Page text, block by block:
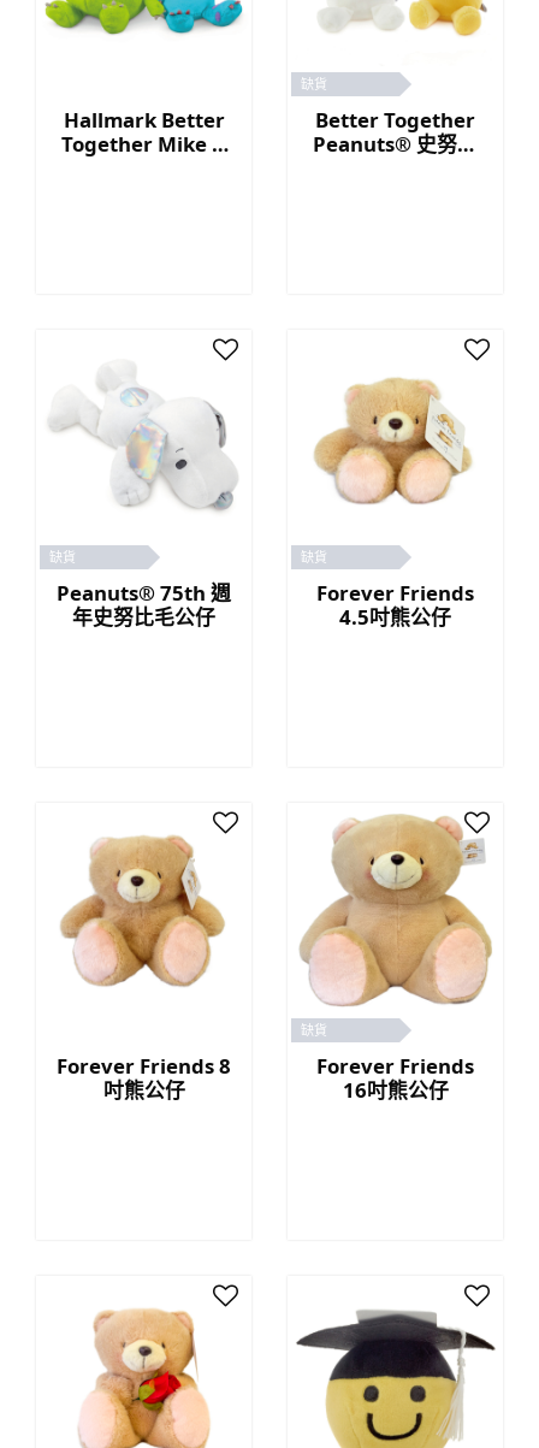
Hallmark Better
Together Mike &
缺貨
Better Together
Peanuts® 史努比
缺貨
Peanuts® 75th 週
年史努比毛公仔
缺貨
Forever Friends
4.5吋熊公仔
Forever Friends 8
吋熊公仔
缺貨
Forever Friends
16吋熊公仔